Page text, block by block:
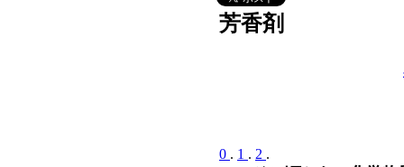
芳香剤
0 . 1 . 2 .